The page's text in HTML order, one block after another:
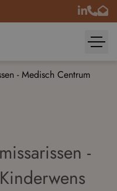
- Medisch Centrum
-